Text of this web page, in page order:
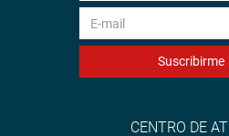
Suscribirme
CENTRO DE